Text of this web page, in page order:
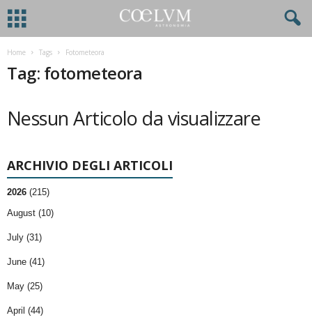
Home Tags Fotometeora
Tag: fotometeora
Nessun Articolo da visualizzare
ARCHIVIO DEGLI ARTICOLI
2026 (215)
August (10)
July (31)
June (41)
May (25)
April (44)